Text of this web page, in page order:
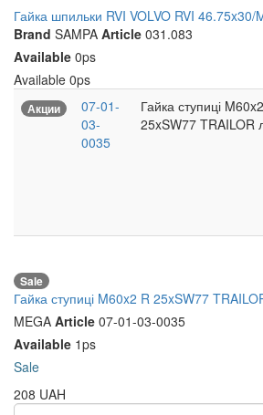
Гайка шпильки RVI VOLVO RVI
Brand SAMPA Article 031.083
Available 0ps
Available 0ps
Акции
07-01-
03-
0035
Гайка ступиці
25xSW77 TRAILOR
Sale
Гайка ступиці M60x2 R 25xSW77
MEGA Article 07-01-03-0035
Available 1ps
Sale
208 UAH